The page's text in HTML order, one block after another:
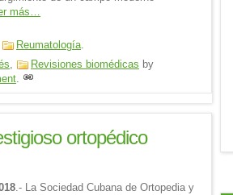
más…
Reumatología.
, Revisiones biomédicas by
.
ortopédico
.- La Sociedad Cubana de Ortopedia y